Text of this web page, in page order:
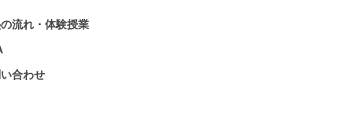
の流れ・体験授業
合わせ